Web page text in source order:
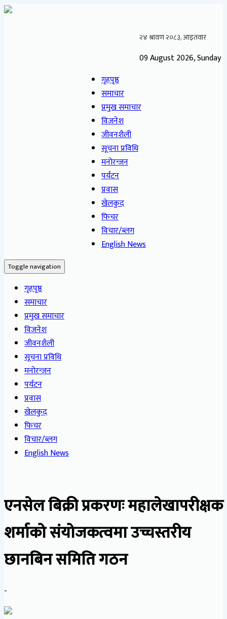
09 August 2026, Sunday
गृहपृष्ठ
समाचार
प्रमुख समाचार
विजनेश
जीवनशैली
सूचना प्रविधि
मनोरन्जन
पर्यटन
प्रवास
खेलकुद
फिचर
विचार/ब्लग
English News
Toggle navigation
गृहपृष्ठ
समाचार
प्रमुख समाचार
विजनेश
जीवनशैली
सूचना प्रविधि
मनोरन्जन
पर्यटन
प्रवास
खेलकुद
फिचर
विचार/ब्लग
English News
एनसेल बिक्री प्रकरणः महालेखापरीक्षक
शर्माको संयोजकत्वमा उच्चस्तरीय
छानबिन समिति गठन
-